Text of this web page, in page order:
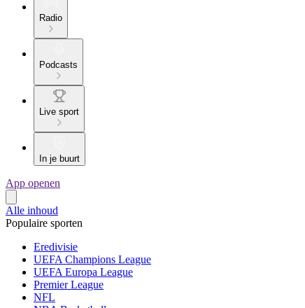
Radio
Podcasts
Live sport
In je buurt
App openen
Alle inhoud
Populaire sporten
Eredivisie
UEFA Champions League
UEFA Europa League
Premier League
NFL